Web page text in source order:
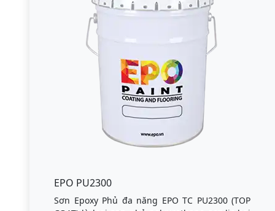
EPO PU2300
Sơn Epoxy Phủ đa năng EPO TC PU2300 (TOP